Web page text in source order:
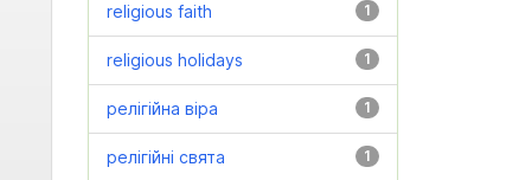
1
religious faith
1
religious holidays
1
релігійна віра
1
релігійні свята